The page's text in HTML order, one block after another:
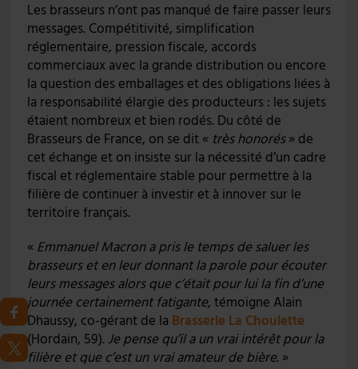
Les brasseurs n’ont pas manqué de faire passer leurs
messages. Compétitivité, simplification
réglementaire, pression fiscale, accords
commerciaux avec la grande distribution ou encore
la question des emballages et des obligations liées à
la responsabilité élargie des producteurs : les sujets
étaient nombreux et bien rodés. Du côté de
Brasseurs de France, on se dit « très honorés» de
cet échange et on insiste sur la nécessité d’un cadre
fiscal et réglementaire stable pour permettre à la
filière de continuer à investir et à innover sur le
territoire français.
« Emmanuel Macron a pris le temps de saluer les
brasseurs et en leur donnant la parole pour écouter
leurs messages alors que c’était pour lui la fin d’une
journée certainement fatigante, témoigne Alain
Dhaussy, co-gérant de la Brasserie La Choulette
(Hordain, 59). Je pense qu’il a un vrai intérêt pour la
filière et que c’est un vrai amateur de bière. »